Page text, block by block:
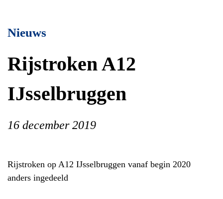
Nieuws
Rijstroken A12
IJsselbruggen
16 december 2019
Rijstroken op A12 IJsselbruggen vanaf begin 2020
anders ingedeeld